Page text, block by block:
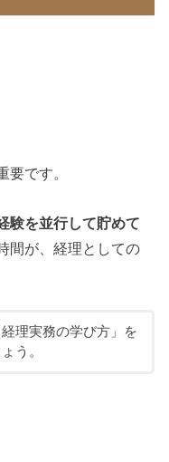
要です。
験を並行して貯めて
間が、経理としての
理実務の学び方」を
う。